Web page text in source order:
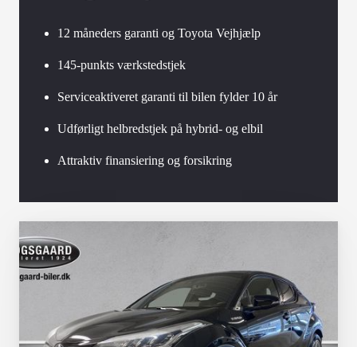
12 måneders garanti og Toyota Vejhjælp
145-punkts værkstedstjek
Serviceaktiveret garanti til bilen fylder 10 år
Udførligt helbredstjek på hybrid- og elbil
Attraktiv finansiering og forsikring